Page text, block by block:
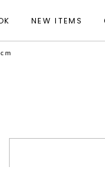
NEW ITEMS